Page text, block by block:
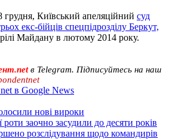
грудня, Київський апеляційний суд
екс-бійців спецпідрозділу Беркут,
Майдану в лютому 2014 року.
в Telegram. Підписуйтесь на наш
в Google News
нові вироки
роти заочно засудили до десяти років
розслідування щодо командирів